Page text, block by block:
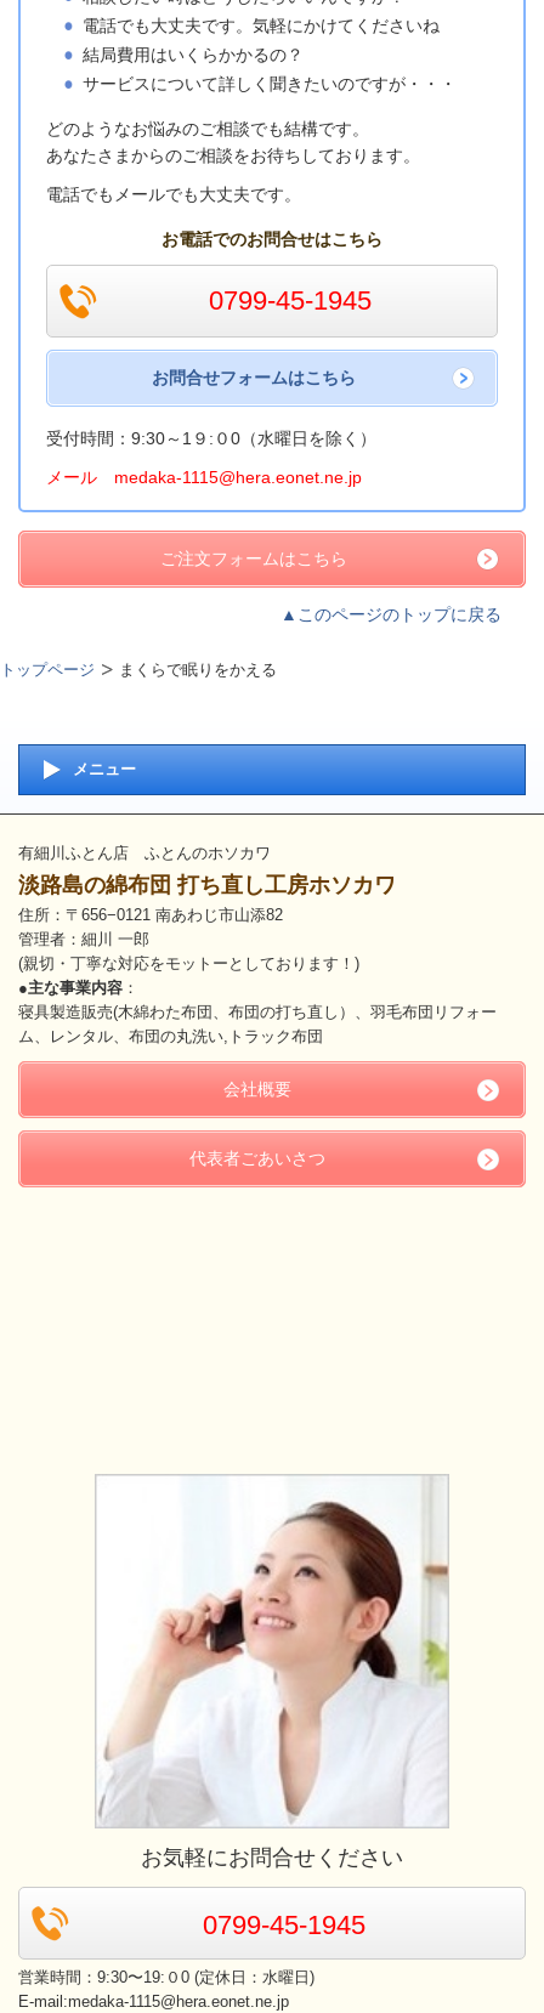
電話でも大丈夫です。気軽にかけてくださいね
結局費用はいくらかかるの？
サービスについて詳しく聞きたいのですが・・・
どのようなお悩みのご相談でも結構です。
あなたさまからのご相談をお待ちしております。
電話でもメールでも大丈夫です。
お電話でのお問合せはこちら
0799-45-1945
お問合せフォームはこちら
受付時間：9:30～1９:０0（水曜日を除く）
メール medaka-1115@hera.eonet.ne.jp
ご注文フォームはこちら
▲このページのトップに戻る
トップページ まくらで眠りをかえる
メニュー
有細川ふとん店 ふとんのホソカワ
淡路島の綿布団 打ち直し工房ホソカワ
住所：〒656−0121 南あわじ市山添82
管理者：細川 一郎
(親切・丁寧な対応をモットーとしております！)
●主な事業内容 ：
寝具製造販売(木綿わた布団、布団の打ち直し）、羽毛布団リフォー
ム、レンタル、布団の丸洗い,トラック布団
会社概要
代表者ごあいさつ
お気軽にお問合せください
0799-45-1945
営業時間：9:30〜19:０0 (定休日：水曜日)
E-mail:medaka-1115@hera.eonet.ne.jp